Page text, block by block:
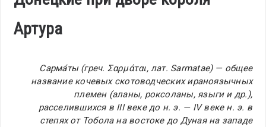
Артура
Сарма́ты (греч. Σαρμάται, лат. Sarmatae) — общее
название кочевых скотоводческих ираноязычных
племен (аланы, роксоланы, языги и др.),
расселившихся в III веке до н. э. — IV веке н. э. в
степях от Тобола на востоке до Дуная на западе